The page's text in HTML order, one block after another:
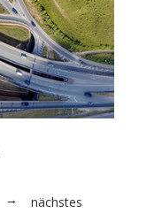
← nächstes